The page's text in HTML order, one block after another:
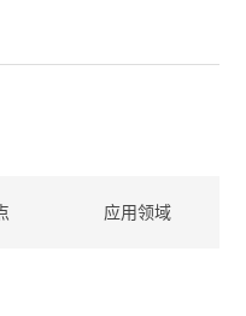
应用领域